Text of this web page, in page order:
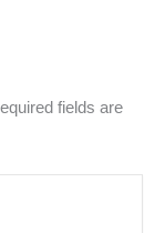
fields are